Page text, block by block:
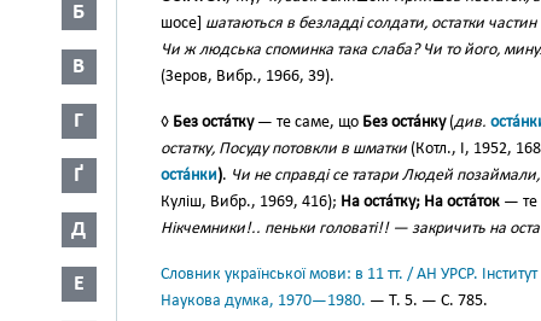
Б
В
Г
Ґ
Д
Е
шосе] шатаються в безладді солдати, остатки
Чи ж людська споминка така слаба? Чи то його,
(Зеров, Вибр., 1966, 39).
◊ Без оста́тку— те саме, що Без оста́нку(див.
остатку, Посуду потовкли в шматки (Котл., І, 1952,
оста́нки). Чи не справді се татари Людей
Куліш, Вибр., 1969, 416); На оста́тку; На оста́ток —
Нікчемники!.. пеньки головаті!! — закричить на
Словник української мови: в 11 тт. / АН УРСР.
Наукова думка, 1970—1980. — Т. 5. — С. 785.